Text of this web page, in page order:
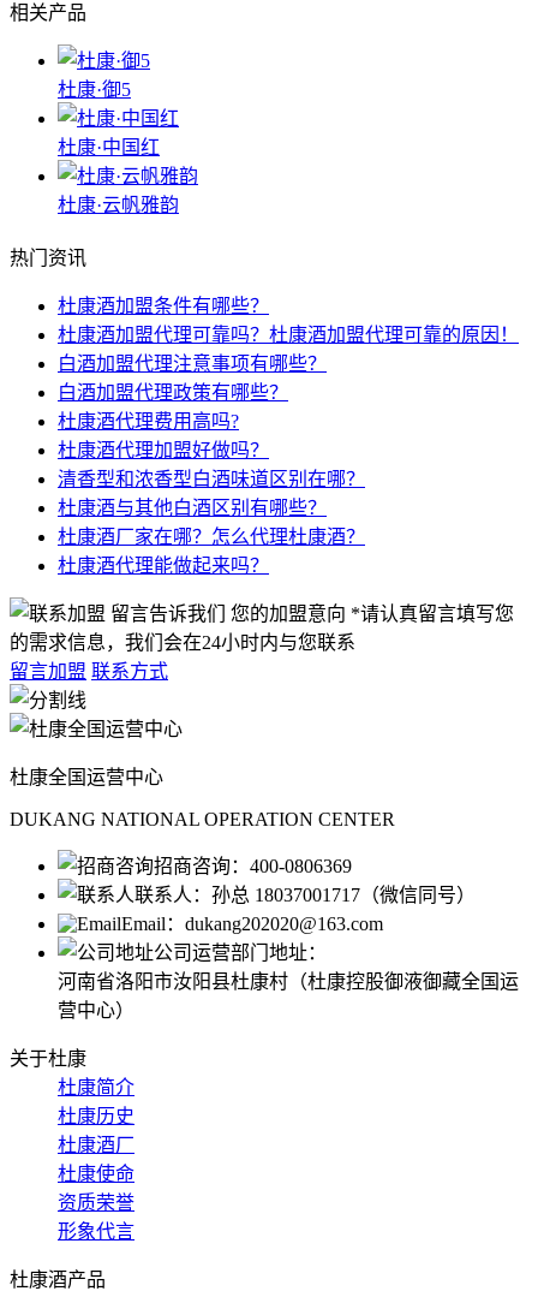
相关产品
杜康·御5
杜康·中国红
杜康·云帆雅韵
热门资讯
杜康酒加盟条件有哪些？
杜康酒加盟代理可靠吗？杜康酒加盟代理可靠的原因！
白酒加盟代理注意事项有哪些？
白酒加盟代理政策有哪些？
杜康酒代理费用高吗?
杜康酒代理加盟好做吗？
清香型和浓香型白酒味道区别在哪？
杜康酒与其他白酒区别有哪些？
杜康酒厂家在哪？怎么代理杜康酒？
杜康酒代理能做起来吗？
留言告诉我们 您的加盟意向 *请认真留言填写您
的需求信息，我们会在24小时内与您联系
留言加盟 联系方式
杜康全国运营中心
DUKANG NATIONAL OPERATION CENTER
招商咨询： 400-0806369
联系人： 孙总 18037001717（微信同号）
Email： dukang202020@163.com
公司运营部门地址：
河南省洛阳市汝阳县杜康村（杜康控股御液御藏全国运
营中心）
关于杜康
杜康简介
杜康历史
杜康酒厂
杜康使命
资质荣誉
形象代言
杜康酒产品